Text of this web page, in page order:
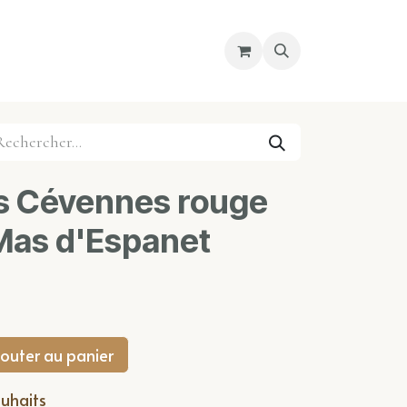
Cours
Cévennes rouge
d'Espanet
au panier